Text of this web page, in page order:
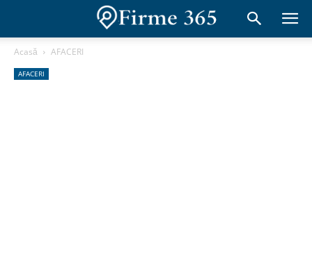
Acasă AFACERI
AFACERI